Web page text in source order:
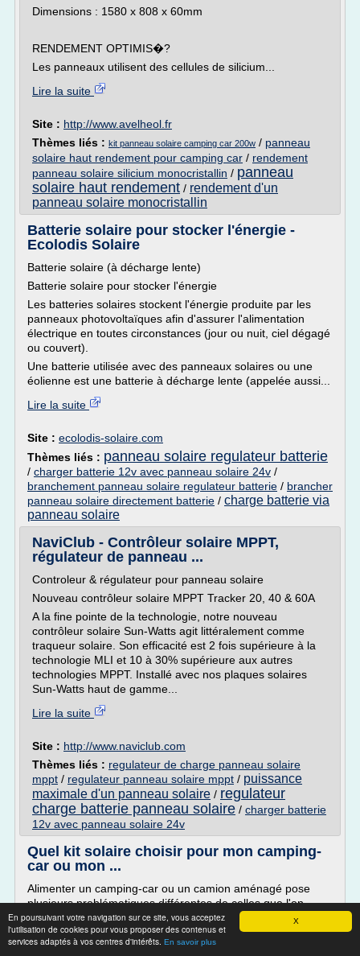
X
En poursuivant votre navigation sur ce site, vous acceptez
l'utilisation de cookies pour vous proposer des contenus et
services adaptés à vos centres d'intérêts. En savoir plus
Dimensions : 1580 x 808 x 60mm
RENDEMENT OPTIMIS�?
Les panneaux utilisent des cellules de silicium...
Lire la suite
Site : http://www.avelheol.fr
Thèmes liés : kit panneau solaire camping car 200w / panneau
solaire haut rendement pour camping car / rendement
panneau solaire silicium monocristallin / panneau
solaire haut rendement / rendement d'un
panneau solaire monocristallin
Batterie solaire pour stocker l'énergie -
Ecolodis Solaire
Batterie solaire (à décharge lente)
Batterie solaire pour stocker l'énergie
Les batteries solaires stockent l'énergie produite par les
panneaux photovoltaïques afin d'assurer l'alimentation
électrique en toutes circonstances (jour ou nuit, ciel dégagé
ou couvert).
Une batterie utilisée avec des panneaux solaires ou une
éolienne est une batterie à décharge lente (appelée aussi...
Lire la suite
Site : ecolodis-solaire.com
Thèmes liés : panneau solaire regulateur batterie
/ charger batterie 12v avec panneau solaire 24v /
branchement panneau solaire regulateur batterie / brancher
panneau solaire directement batterie / charge batterie via
panneau solaire
NaviClub - Contrôleur solaire MPPT,
régulateur de panneau ...
Controleur & régulateur pour panneau solaire
Nouveau contrôleur solaire MPPT Tracker 20, 40 & 60A
A la fine pointe de la technologie, notre nouveau
contrôleur solaire Sun-Watts agit littéralement comme
traqueur solaire. Son efficacité est 2 fois supérieure à la
technologie MLI et 10 à 30% supérieure aux autres
technologies MPPT. Installé avec nos plaques solaires
Sun-Watts haut de gamme...
Lire la suite
Site : http://www.naviclub.com
Thèmes liés : regulateur de charge panneau solaire
mppt / regulateur panneau solaire mppt / puissance
maximale d'un panneau solaire / regulateur
charge batterie panneau solaire / charger batterie
12v avec panneau solaire 24v
Quel kit solaire choisir pour mon camping-
car ou mon ...
Alimenter un camping-car ou un camion aménagé pose
plusieurs problématiques différentes de celles que l'on
rencontre pour l'équipement d'une maison ou d'un site isolé
puisque très souvent il faudra prendre en compte la place
limitée, la configuration des batteries (service, auxiliaire,